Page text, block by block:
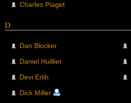
Charles Piaget
D
Dan Blocker
Daniel Huillier
Devi Erlih
Dick Miller